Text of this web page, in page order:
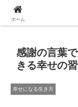
感謝の言葉
きる幸せの
幸せになる生き方
ホーム